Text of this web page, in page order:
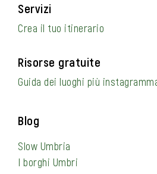
Servizi
Crea il tuo itinerario
Risorse gratuite
Guida dei luoghi più
Blog
Slow Umbria
I borghi Umbri